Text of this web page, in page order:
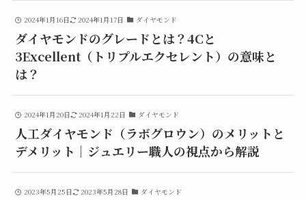
2024年1月16日 2024年1月17日 ダイヤモンド
ダイヤモンドのグレードとは？4Cと
3Excellent（トリプルエクセレント）の意味と
は？
2024年1月20日 2024年1月22日 ダイヤモンド
人工ダイヤモンド（ラボグロウン）のメリットと
デメリット│ジュエリー職人の視点から解説
2023年5月25日 2023年5月28日 ダイヤモンド